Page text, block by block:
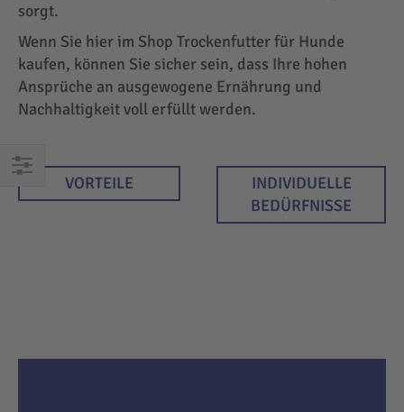
EINKAUFEN
sorgt.
Wenn Sie hier im Shop Trockenfutter für Hunde
kaufen, können Sie sicher sein, dass Ihre hohen
Ansprüche an ausgewogene Ernährung und
Nachhaltigkeit voll erfüllt werden.
VORTEILE
INDIVIDUELLE
BEDÜRFNISSE